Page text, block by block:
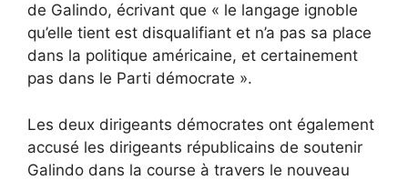
de Galindo, écrivant que « le langage ignoble
qu’elle tient est disqualifiant et n’a pas sa place
dans la politique américaine, et certainement
pas dans le Parti démocrate ».
Les deux dirigeants démocrates ont également
accusé les dirigeants républicains de soutenir
Galindo dans la course à travers le nouveau